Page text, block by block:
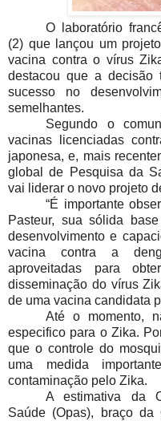
O laboratório
(2) que lançou um
vacina contra o vírus
destacou que a decisão
sucesso no
semelhantes.
Segundo o
vacinas licenciadas
japonesa, e, mais
global de Pesquisa da
vai liderar o novo projeto
“É importante
Pasteur, sua sólida
desenvolvimento e
vacina contra a
aproveitadas para
disseminação do vírus
de uma vacina candidata
Até o momento,
especifico para o Zika.
que o controle do
uma medida
contaminação pelo Zika.
A estimativa da
Saúde (Opas), braço da